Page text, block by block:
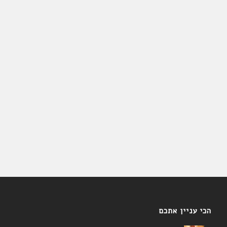
הכי עניין אתכם